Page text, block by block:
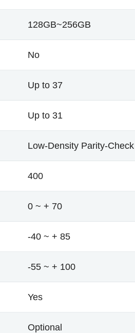
128GB~256GB
No
Up to 37
Up to 31
Low-Density Parity-
400
0 ~ + 70
-40 ~ + 85
-55 ~ + 100
Yes
Optional